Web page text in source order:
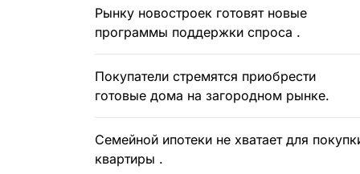
Рынку новостроек готовят новые
программы поддержки спроса .
Покупатели стремятся приобрести
готовые дома на загородном рынке.
Семейной ипотеки не хватает для
квартиры .